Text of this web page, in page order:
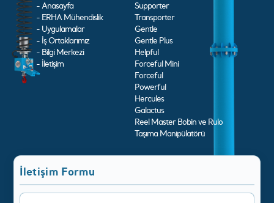
- Anasayfa
- ERHA Mühendislik
- Uygulamalar
- İş Ortaklarımız
- Bilgi Merkezi
- İletişim
Supporter
Transporter
Gentle
Gentle Plus
Helpful
Forceful Mini
Forceful
Powerful
Hercules
Galactus
Reel Master Bobin ve Rulo
Taşıma Manipülatörü
İletişim Formu